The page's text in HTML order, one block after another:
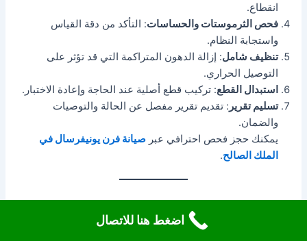
انقطاع.
فحص الثرموستات والحساسات: التأكد من دقة القياس
واستجابة النظام.
تنظيف شامل: إزالة الدهون المتراكمة التي قد تؤثر على
التوصيل الحراري.
استبدال القطع: تركيب قطع أصلية عند الحاجة وإعادة الاختبار.
تسليم تقرير : تقديم تقرير مفصل عن الحالة والتوصيات
والضمان.
يمكنك حجز فحص احترافي عبرصيانة فرن يونيفرسال في
الملك الصالح.
كيف تختار الفني أو مركز الصيانة
اضغط هنا للاتصال